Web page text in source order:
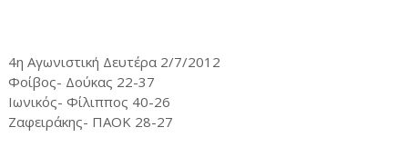
4η Αγωνιστική Δευτέρα 2/7/2012
Φοίβος- Δούκας 22-37
Ιωνικός- Φίλιππος 40-26
Zαφειράκης- ΠΑΟΚ 28-27